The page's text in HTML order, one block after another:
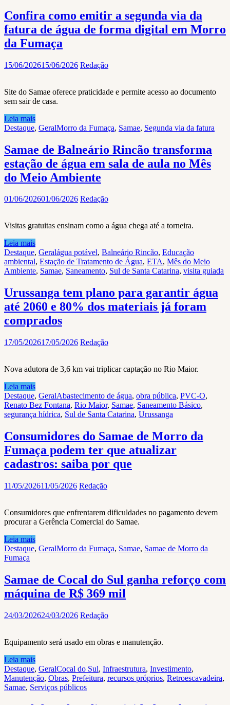
Confira como emitir a segunda via da
fatura de água de forma digital em Morro
da Fumaça
15/06/202615/06/2026 Redação
Site do Samae oferece praticidade e permite acesso ao documento
sem sair de casa.
Leia mais
Destaque, GeralMorro da Fumaça, Samae, Segunda via da fatura
Samae de Balneário Rincão transforma
estação de água em sala de aula no Mês
do Meio Ambiente
01/06/202601/06/2026 Redação
Visitas gratuitas ensinam como a água chega até a torneira.
Leia mais
Destaque, Geralágua potável, Balneário Rincão, Educação
ambiental, Estação de Tratamento de Água, ETA, Mês do Meio
Ambiente, Samae, Saneamento, Sul de Santa Catarina, visita guiada
Urussanga tem plano para garantir água
até 2060 e 80% dos materiais já foram
comprados
17/05/202617/05/2026 Redação
Nova adutora de 3,6 km vai triplicar captação no Rio Maior.
Leia mais
Destaque, GeralAbastecimento de água, obra pública, PVC-O,
Renato Bez Fontana, Rio Maior, Samae, Saneamento Básico,
segurança hídrica, Sul de Santa Catarina, Urussanga
Consumidores do Samae de Morro da
Fumaça podem ter que atualizar
cadastros: saiba por que
11/05/202611/05/2026 Redação
Consumidores que enfrentarem dificuldades no pagamento devem
procurar a Gerência Comercial do Samae.
Leia mais
Destaque, GeralMorro da Fumaça, Samae, Samae de Morro da
Fumaça
Samae de Cocal do Sul ganha reforço com
máquina de R$ 369 mil
24/03/202624/03/2026 Redação
Equipamento será usado em obras e manutenção.
Leia mais
Destaque, GeralCocal do Sul, Infraestrutura, Investimento,
Manutenção, Obras, Prefeitura, recursos próprios, Retroescavadeira,
Samae, Serviços públicos